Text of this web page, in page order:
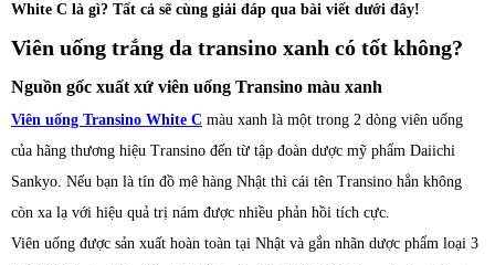
White C là gì? Tất cả sẽ cùng giải đáp qua bài viết dưới đây!
Viên uống trắng da transino xanh có tốt không?
Nguồn gốc xuất xứ viên uống Transino màu xanh
Viên uống Transino White C màu xanh là một trong 2 dòng viên uống
của hãng thương hiệu Transino đến từ tập đoàn dược mỹ phẩm Daiichi
Sankyo. Nếu bạn là tín đồ mê hàng Nhật thì cái tên Transino hẳn không
còn xa lạ với hiệu quả trị nám được nhiều phản hồi tích cực.
Viên uống được sản xuất hoàn toàn tại Nhật và gắn nhãn dược phẩm loại 3